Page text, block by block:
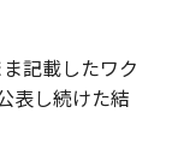
記載したワク
表し続けた結